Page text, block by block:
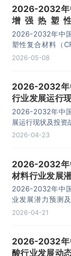
2026-2032年
增强热塑
（CFRTP）
析及投资价值
2026-2032年中
塑性复合材料（
深度分析及投资价
投资机会分析、投
展建议等内容。
2026-05-08
2026-2032年
行业发展运行
研究报告
2026-2032年中
展运行现状及投资
要包括行业重点企
容。
2026-04-23
2026-2032年
材料行业发展
机会洞察测告
2026-2032年中
业发展潜力预测
告，主要包括产业
容。
2026-04-21
2026-2032年
酸行业发展动